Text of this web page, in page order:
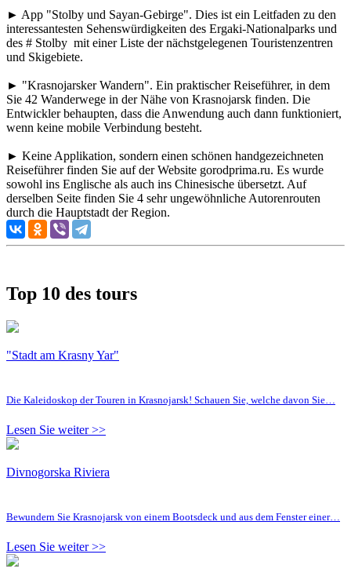
► App "Stolby und Sayan-Gebirge". Dies ist ein Leitfaden zu den
interessantesten Sehenswürdigkeiten des Ergaki-Nationalparks und
des # Stolby mit einer Liste der nächstgelegenen Touristenzentren
und Skigebiete.
► "Krasnojarsker Wandern". Ein praktischer Reiseführer, in dem
Sie 42 Wanderwege in der Nähe von Krasnojarsk finden. Die
Entwickler behaupten, dass die Anwendung auch dann funktioniert,
wenn keine mobile Verbindung besteht.
► Keine Applikation, sondern einen schönen handgezeichneten
Reiseführer finden Sie auf der Website gorodprima.ru. Es wurde
sowohl ins Englische als auch ins Chinesische übersetzt. Auf
derselben Seite finden Sie 4 sehr ungewöhnliche Autorenrouten
durch die Hauptstadt der Region.
Top 10 des tours
"Stadt am Krasny Yar"
Die Kaleidoskop der Touren in Krasnojarsk! Schauen Sie, welche davon Sie…
Lesen Sie weiter >>
Divnogorska Riviera
Bewundern Sie Krasnojarsk von einem Bootsdeck und aus dem Fenster einer…
Lesen Sie weiter >>